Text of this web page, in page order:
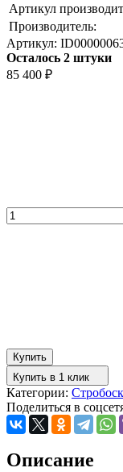
Артикул
Производитель:
Артикул:
Осталось 2 штуки
85 400 ₽
Купить
Купить в 1 клик
Категории:
Поделиться в
Описание